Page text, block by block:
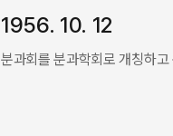
1956. 10. 12
분과회를 분과학회로 개칭하